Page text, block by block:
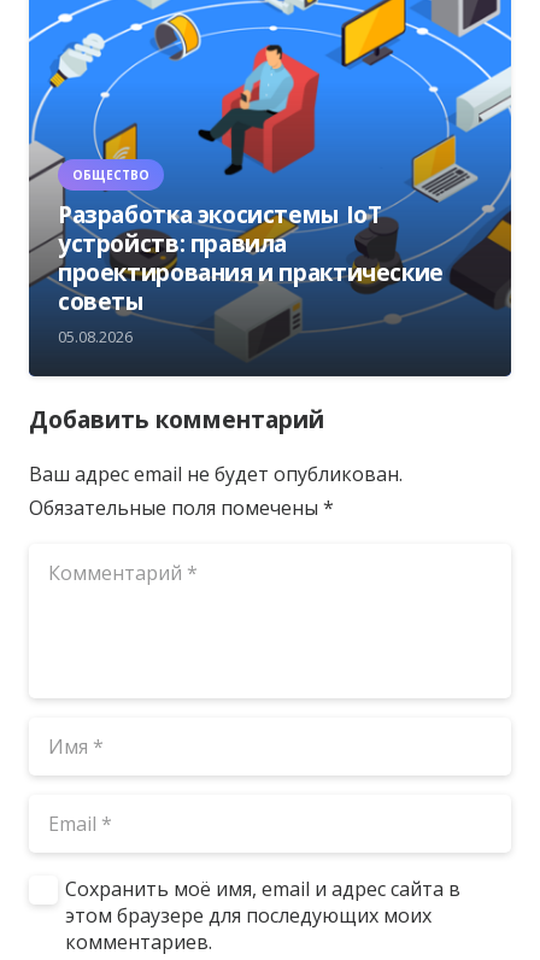
ОБЩЕСТВО
Разработка экосистемы IoT
устройств: правила
проектирования и практические
советы
05.08.2026
Добавить комментарий
Ваш адрес email не будет опубликован.
Обязательные поля помечены *
Сохранить моё имя, email и адрес сайта в
этом браузере для последующих моих
комментариев.